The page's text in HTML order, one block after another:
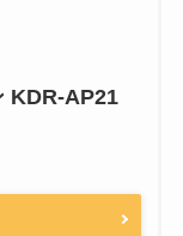
KDR-AP21